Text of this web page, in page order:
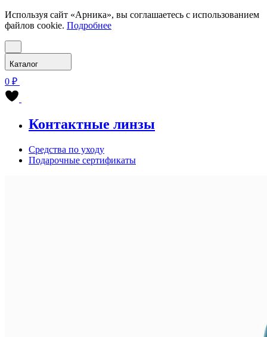
Используя сайт «Арника», вы соглашаетесь с использованием
файлов cookie. Подробнее
Каталог
0 ₽
Контактные линзы
Средства по уходу
Подарочные сертификаты